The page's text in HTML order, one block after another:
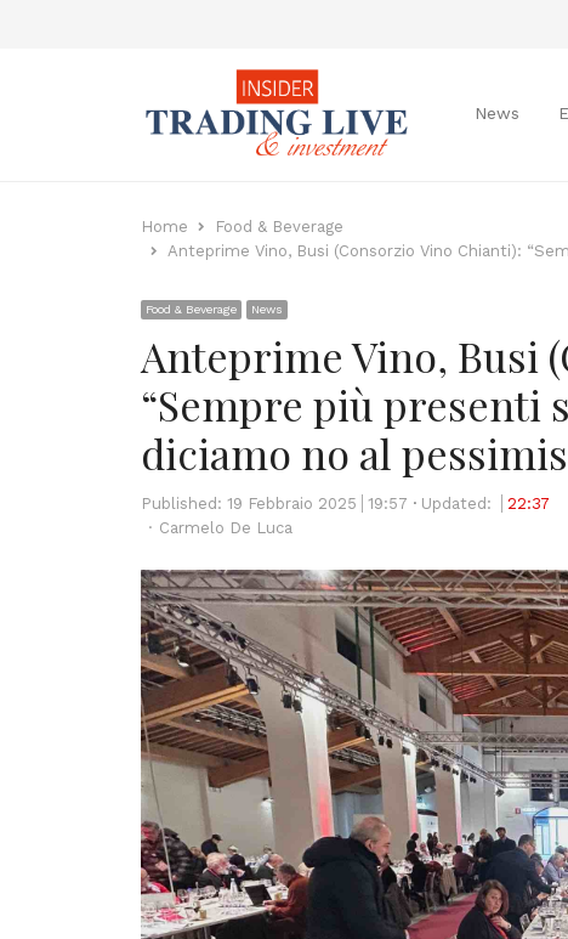
News
Home
Food & Beverage
Anteprime Vino, Busi (Consorzio Vino Chianti):
Food & Beverage News
Anteprime Vino, Busi
“Sempre più presenti
diciamo no al
Published: 19 Febbraio 2025 19:57 Updated:
22:37
Author
Carmelo De Luca